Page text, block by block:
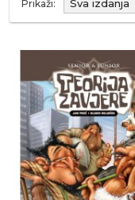
Prikaži: